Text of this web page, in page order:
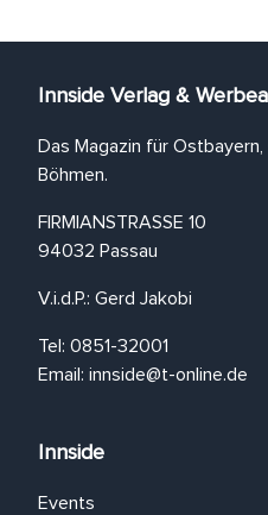
Innside Verlag &
Das Magazin für
Böhmen.
FIRMIANSTRASSE 10
94032 Passau
V.i.d.P.: Gerd Jakobi
Tel: 0851-32001
Email: innside@t-online.de
Innside
Events